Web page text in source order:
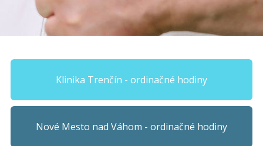
Klinika Trenčín - ordinačné hodiny
Nové Mesto nad Váhom - ordinačné hodiny